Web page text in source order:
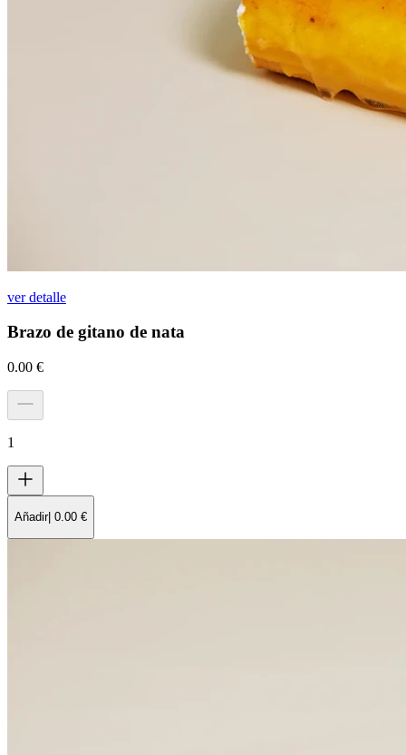
ver detalle
Brazo de gitano de nata
0.00 €
1
Añadir| 0.00 €